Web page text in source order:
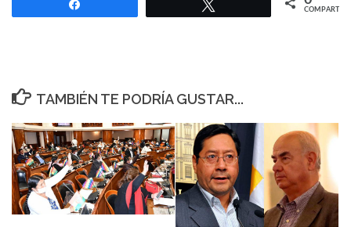
COMPARTIR
TAMBIÉN TE PODRÍA GUSTAR...